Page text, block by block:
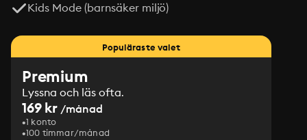
Kids Mode (barnsäker miljö)
Populäraste valet
Premium
Lyssna och läs ofta.
169 kr /månad
1 konto
100 timmar/månad